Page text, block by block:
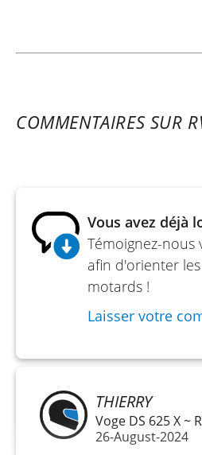
95 ch à 11 500 tr/min
Réservoir : 15,50 litres
Hauteur de selle : 800 mm
Longueur : 2 090 mm
Largeur : 950 mm
Poids à sec : 215 kg
COMMENTAIRES SUR
Vous avez déjà
Témoignez-nous
afin d'orienter
motards !
Laisser votre
THIERRY
Voge DS 625 X ~
26-August-2024